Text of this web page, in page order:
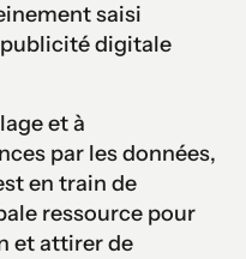
saisi
digitale
et à
par les données,
en train de
ressource pour
et attirer de